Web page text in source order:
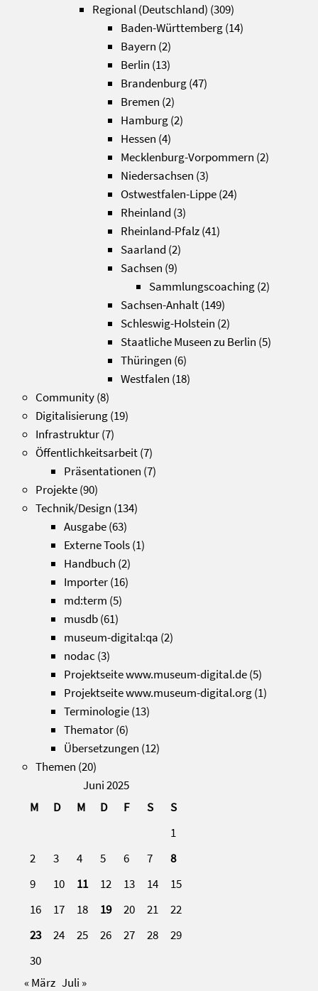
Regional (Deutschland) (309)
Baden-Württemberg(14)
Bayern (2)
Berlin (13)
Brandenburg(47)
Bremen (2)
Hamburg(2)
Hessen (4)
Mecklenburg-Vorpommern (2)
Niedersachsen (3)
Ostwestfalen-Lippe(24)
Rheinland (3)
Rheinland-Pfalz(41)
Saarland (2)
Sachsen (9)
Sammlungscoaching(2)
Sachsen-Anhalt(149)
Schleswig-Holstein (2)
Staatliche Museen zu Berlin (5)
Thüringen (6)
Westfalen (18)
Community(8)
Digitalisierung(19)
Infrastruktur(7)
Öffentlichkeitsarbeit(7)
Präsentationen (7)
Projekte(90)
Technik/Design (134)
Ausgabe(63)
Externe Tools(1)
Handbuch (2)
Importer(16)
md:term (5)
musdb(61)
museum-digital:qa (2)
nodac (3)
Projektseite www.museum-digital.de(5)
Projektseite www.museum-digital.org(1)
Terminologie(13)
Themator(6)
Übersetzungen (12)
Themen (20)
Juni 2025
M
D M D F S
S
1
2
3 4 5 6 7
8
9
10 11 12 13 14
15
16
17 18 19 20 21
22
23
24 25 26 27 28
29
30
« März Juli »